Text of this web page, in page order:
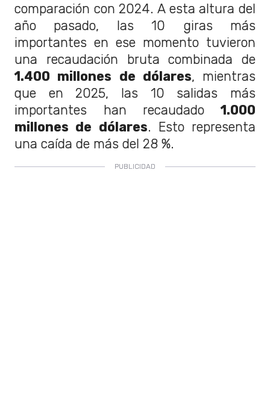
comparación con 2024. A esta altura del
año pasado, las 10 giras más
importantes en ese momento tuvieron
una recaudación bruta combinada de
1.400 millones de dólares, mientras
que en 2025, las 10 salidas más
importantes han recaudado 1.000
millones de dólares. Esto representa
una caída de más del 28 %.